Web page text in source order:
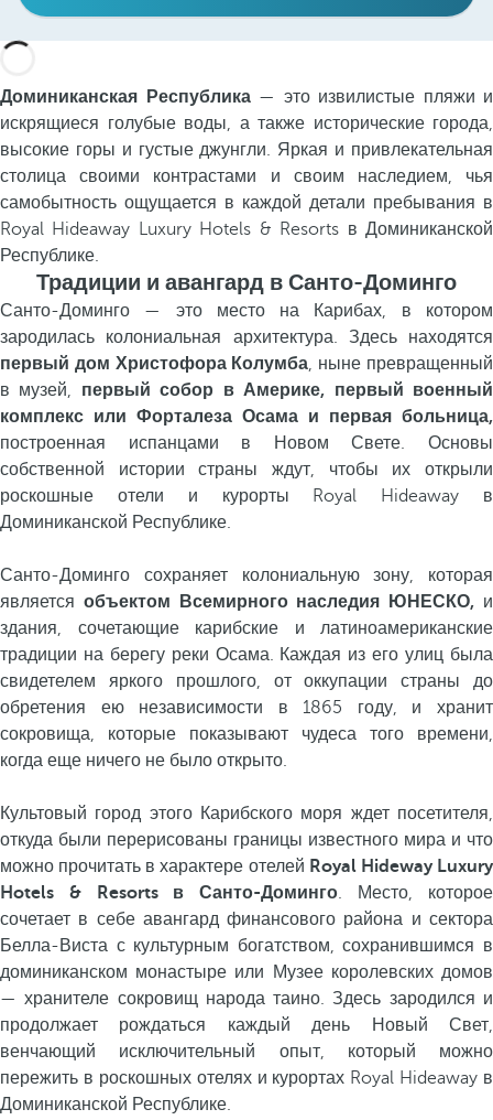
Доминиканская Республика— это извилистые пляжи и
искрящиеся голубые воды, а также исторические города,
высокие горы и густые джунгли. Яркая и привлекательная
столица своими контрастами и своим наследием, чья
самобытность ощущается в каждой детали пребывания в
Royal Hideaway Luxury Hotels & Resorts в Доминиканской
Республике.
Традиции и авангард в Санто-Доминго
Санто-Доминго — это место на Карибах, в котором
зародилась колониальная архитектура. Здесь находятся
первый дом Христофора Колумба, ныне превращенный
в музей, первый собор в Америке, первый военный
комплекс или Форталеза Осама и первая больница,
построенная испанцами в Новом Свете. Основы
собственной истории страны ждут, чтобы их открыли
роскошные отели и курорты Royal Hideaway в
Доминиканской Республике.
Санто-Доминго сохраняет колониальную зону, которая
является объектом Всемирного наследия ЮНЕСКО, и
здания, сочетающие карибские и латиноамериканские
традиции на берегу реки Осама. Каждая из его улиц была
свидетелем яркого прошлого, от оккупации страны до
обретения ею независимости в 1865 году, и хранит
сокровища, которые показывают чудеса того времени,
когда еще ничего не было открыто.
Культовый город этого Карибского моря ждет посетителя,
откуда были перерисованы границы известного мира и что
можно прочитать в характере отелей Royal Hideway Luxury
Hotels & Resorts в Санто-Доминго. Место, которое
сочетает в себе авангард финансового района и сектора
Белла-Виста с культурным богатством, сохранившимся в
доминиканском монастыре или Музее королевских домов
— хранителе сокровищ народа таино. Здесь зародился и
продолжает рождаться каждый день Новый Свет,
венчающий исключительный опыт, который можно
пережить в роскошных отелях и курортах Royal Hideaway в
Доминиканской Республике.